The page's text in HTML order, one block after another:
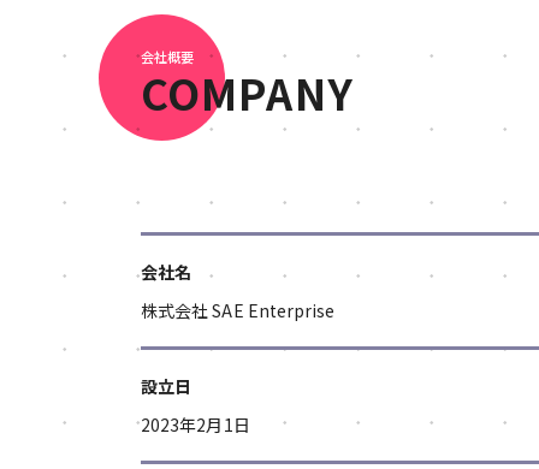
会社概要
COMPANY
会社名
株式会社 SAE Enterprise
設立日
2023年2月1日